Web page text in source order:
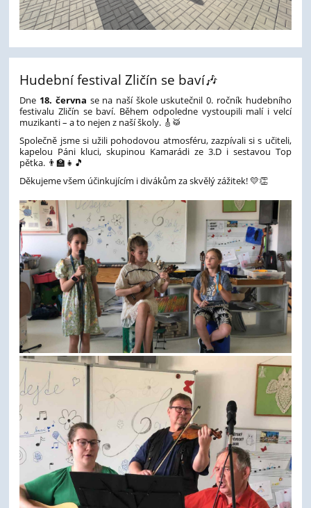
Hudební festival Zličín se baví🎶
Dne 18. června se na naší škole uskutečnil 0. ročník hudebního
festivalu Zličín se baví. Během odpoledne vystoupili malí i velcí
muzikanti – a to nejen z naší školy. 🎸🥁
Společně jsme si užili pohodovou atmosféru, zazpívali si s učiteli,
kapelou Páni kluci, skupinou Kamarádi ze 3.D i sestavou Top
pětka. 👨‍🏫👧🎵
Děkujeme všem účinkujícím i divákům za skvělý zážitek! 💛👏